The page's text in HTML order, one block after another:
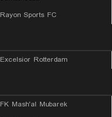
Rayon Sports FC
Excelsior Rotterdam
FK Mash'al Mubarek